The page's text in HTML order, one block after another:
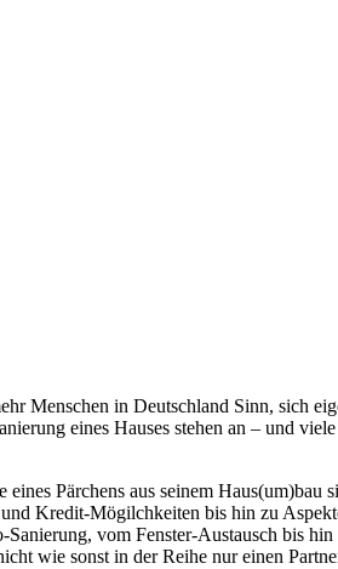
Menschen in Deutschland Sinn, sich
eines Hauses stehen an – und
Pärchens aus seinem
Kredit-Mögilchkeiten bis hin zu
vom Fenster-Austausch bis
wie sonst in der Reihe nur einen